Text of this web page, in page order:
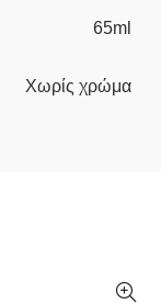
65ml
Χωρίς χρώμα